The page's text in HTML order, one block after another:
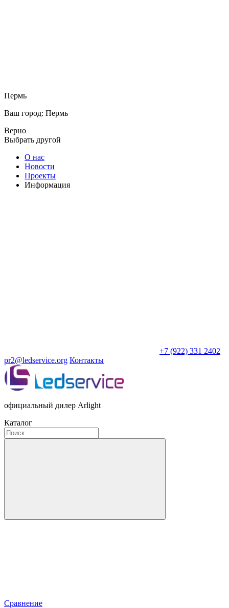
Пермь
Ваш город: Пермь
Верно
Выбрать другой
О нас
Новости
Проекты
Информация
+7 (922) 331 2402
pr2@ledservice.org Контакты
официальный дилер Arlight
Каталог
Сравнение